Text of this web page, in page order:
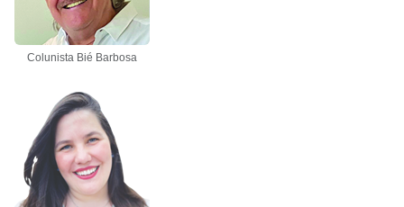
Colunista Bié Barbosa